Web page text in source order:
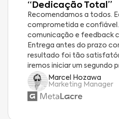
“Dedicação Total”
Recomendamos a todos.
comprometida e
comunicação e feedback
Entrega antes do prazo
resultado foi tão
iremos iniciar um segundo
Marcel Hozawa
Marketing Manager